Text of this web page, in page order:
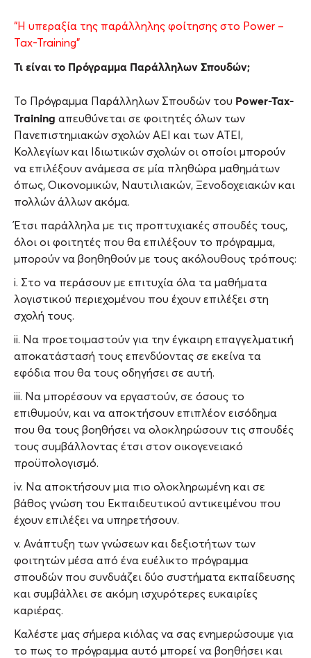
“Η υπεραξία της παράλληλης φοίτησης στο Power –
Tax-Training”
Τι είναι το Πρόγραμμα Παράλληλων Σπουδών;
Το Πρόγραμμα Παράλληλων Σπουδών του Power-Tax-
Training απευθύνεται σε φοιτητές όλων των
Πανεπιστημιακών σχολών ΑΕΙ και των ΑΤΕΙ,
Κολλεγίων και Ιδιωτικών σχολών οι οποίοι μπορούν
να επιλέξουν ανάμεσα σε μία πληθώρα μαθημάτων
όπως, Οικονομικών, Ναυτιλιακών, Ξενοδοχειακών και
πολλών άλλων ακόμα.
Έτσι παράλληλα με τις προπτυχιακές σπουδές τους,
όλοι οι φοιτητές που θα επιλέξουν το πρόγραμμα,
μπορούν να βοηθηθούν με τους ακόλουθους τρόπους:
i. Στο να περάσουν με επιτυχία όλα τα μαθήματα
λογιστικού περιεχομένου που έχουν επιλέξει στη
σχολή τους.
ii. Να προετοιμαστούν για την έγκαιρη επαγγελματική
αποκατάστασή τους επενδύοντας σε εκείνα τα
εφόδια που θα τους οδηγήσει σε αυτή.
iii. Να μπορέσουν να εργαστούν, σε όσους το
επιθυμούν, και να αποκτήσουν επιπλέον εισόδημα
που θα τους βοηθήσει να ολοκληρώσουν τις σπουδές
τους συμβάλλοντας έτσι στον οικογενειακό
προϋπολογισμό.
iv. Να αποκτήσουν μια πιο ολοκληρωμένη και σε
βάθος γνώση του Εκπαιδευτικού αντικειμένου που
έχουν επιλέξει να υπηρετήσουν.
v. Ανάπτυξη των γνώσεων και δεξιοτήτων των
φοιτητών μέσα από ένα ευέλικτο πρόγραμμα
σπουδών που συνδυάζει δύο συστήματα εκπαίδευσης
και συμβάλλει σε ακόμη ισχυρότερες ευκαιρίες
καριέρας.
Καλέστε μας σήμερα κιόλας να σας ενημερώσουμε για
το πως το πρόγραμμα αυτό μπορεί να βοηθήσει και